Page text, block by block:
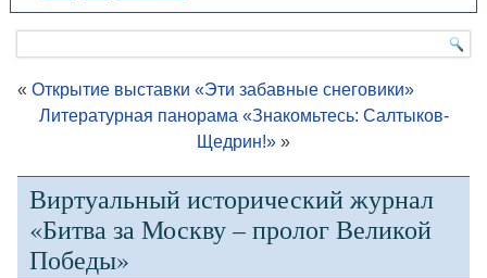
«Открытие выставки «Эти забавные снеговики»
Литературная панорама «Знакомьтесь: Салтыков-
Щедрин!» »
Виртуальный исторический журнал
«Битва за Москву – пролог Великой
Победы»